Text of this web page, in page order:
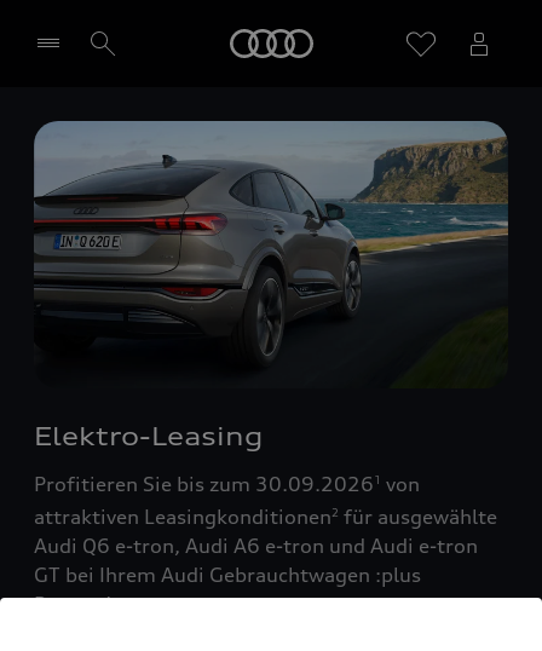
Händler wählen
Elektro-Leasing
Profitieren Sie bis zum 30.09.20261 von
attraktiven Leasingkonditionen2 für ausgewählte
Audi Q6 e-tron, Audi A6 e-tron und Audi e-tron
GT bei Ihrem Audi Gebrauchtwagen :plus
Partner!